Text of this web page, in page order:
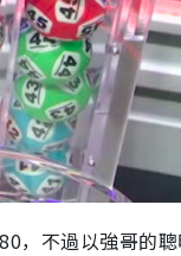
，不過以強哥的